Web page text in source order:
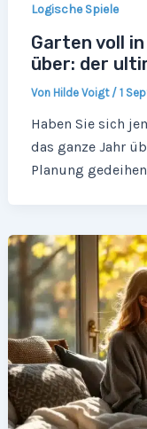
Logische Spiele
Garten voll
über: der
Von Hilde Voigt / 1
Haben Sie sich
das ganze Jahr
Planung